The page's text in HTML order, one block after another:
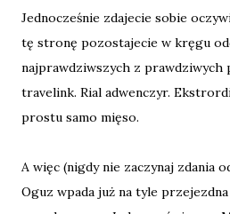
Jednocześnie zdajecie sobie
tę stronę pozostajecie w kręgu
najprawdziwszych z prawdziwych
travelink. Rial adwenczyr.
prostu samo mięso.
A więc (nigdy nie zaczynaj zdania
Oguz wpada już na tyle